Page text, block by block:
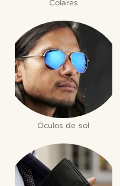
Colares
Óculos de sol